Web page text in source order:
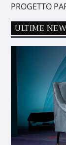
PROGETTO
ULTIME